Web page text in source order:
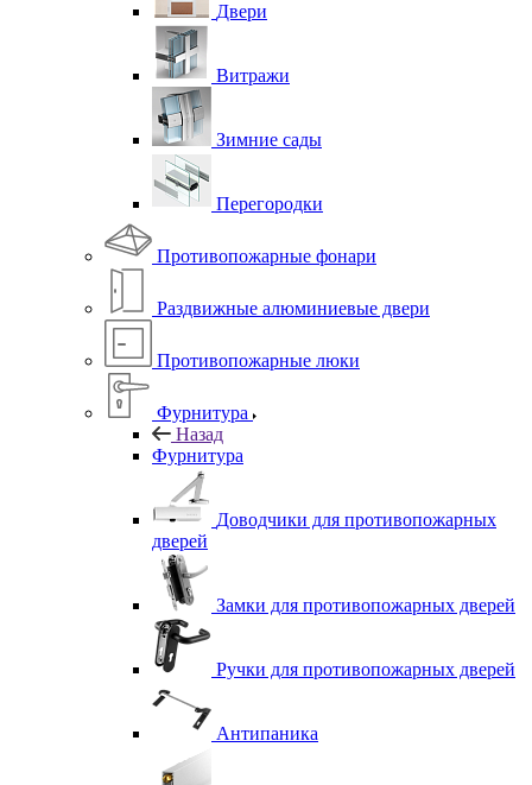
Двери
Витражи
Зимние сады
Перегородки
Противопожарные фонари
Раздвижные алюминиевые двери
Противопожарные люки
Фурнитура
Назад
Фурнитура
Доводчики для противопожарных
дверей
Замки для противопожарных дверей
Ручки для противопожарных дверей
Антипаника